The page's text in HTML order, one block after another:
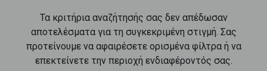
Τα κριτήρια αναζήτησής σας δεν απέδωσαν
αποτελέσματα για τη συγκεκριμένη στιγμή. Σας
προτείνουμε να αφαιρέσετε ορισμένα φίλτρα ή να
επεκτείνετε την περιοχή ενδιαφέροντός σας.